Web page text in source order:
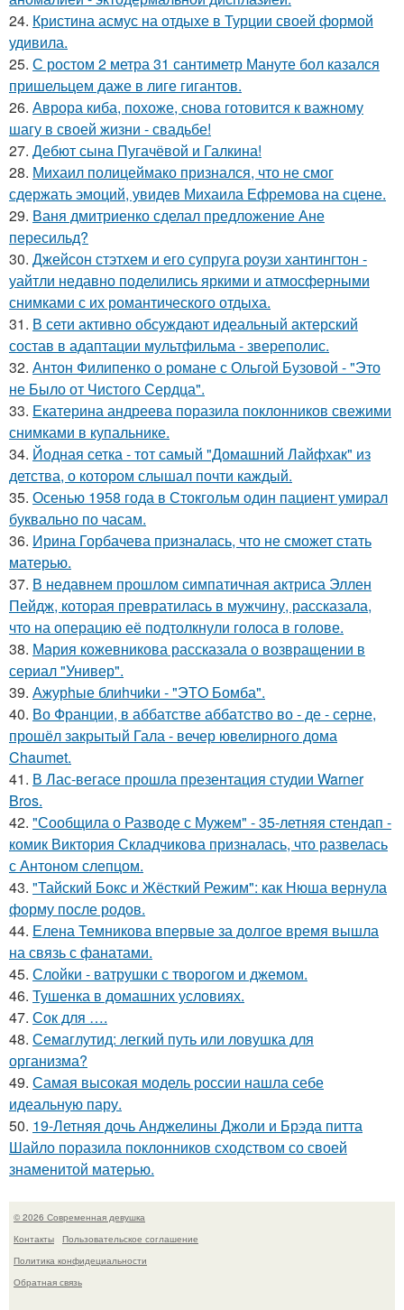
24. Кристина асмус на отдыхе в Турции своей формой
удивила.
25. С ростом 2 метра 31 сантиметр Мануте бол казался
пришельцем даже в лиге гигантов.
26. Аврора киба, похоже, снова готовится к важному
шагу в своей жизни - свадьбе!
27. Дебют сына Пугачёвой и Галкина!
28. Михаил полицеймако признался, что не смог
сдержать эмоций, увидев Михаила Ефремова на сцене.
29. Ваня дмитриенко сделал предложение Ане
пересильд?
30. Джейсон стэтхем и его супруга роузи хантингтон -
уайтли недавно поделились яркими и атмосферными
снимками с их романтического отдыха.
31. В сети активно обсуждают идеальный актерский
состав в адаптации мультфильма - звереполис.
32. Антон Филипенко о романе с Ольгой Бузовой - "Это
не Было от Чистого Сердца".
33. Екатерина андреева поразила поклонников свежими
снимками в купальнике.
34. Йодная сетка - тот самый "Домашний Лайфхак" из
детства, о котором слышал почти каждый.
35. Осенью 1958 года в Стокгольм один пациент умирал
буквально по часам.
36. Ирина Горбачева призналась, что не сможет стать
матерью.
37. В недавнем прошлом симпатичная актриса Эллен
Пейдж, которая превратилась в мужчину, рассказала,
что на операцию её подтолкнули голоса в голове.
38. Мария кожевникова рассказала о возвращении в
сериал "Универ".
39. Ажурhые блиhчиkи - "ЭТO Бомба".
40. Во Франции, в аббатстве аббатство во - де - серне,
прошёл закрытый Гала - вечер ювелирного дома
Chaumet.
41. В Лас-вегасе прошла презентация студии Warner
Bros.
42. "Сообщила о Разводе с Мужем" - 35-летняя стендап -
комик Виктория Складчикова призналась, что развелась
с Антоном слепцом.
43. "Тайский Бокс и Жёсткий Режим": как Нюша вернула
форму после родов.
44. Елена Темникова впервые за долгое время вышла
на связь с фанатами.
45. Слойки - ватрушки с творогом и джемом.
46. Тушенка в домашних условиях.
47. Сок для ….
48. Семаглутид: легкий путь или ловушка для
организма?
49. Самая высокая модель россии нашла себе
идеальную пару.
50. 19-Летняя дочь Анджелины Джоли и Брэда питта
Шайло поразила поклонников сходством со своей
знаменитой матерью.
© 2026 Современная девушка
Контакты
Пользовательское соглашение
Политика конфидециальности
Обратная связь